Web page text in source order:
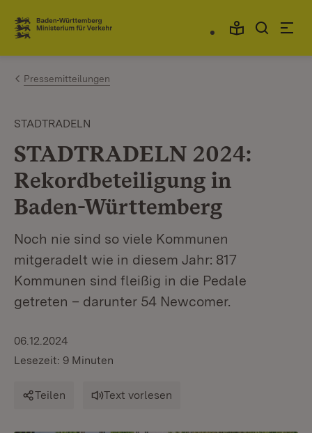
Zum Inhalt springen
Link zur Startseite
Pressemitteilungen
STADTRADELN
STADTRADELN 2024:
Rekordbeteiligung in
Baden-Württemberg
Noch nie sind so viele Kommunen
mitgeradelt wie in diesem Jahr: 817
Kommunen sind fleißig in die Pedale
getreten – darunter 54 Newcomer.
06.12.2024
Lesezeit: 9 Minuten
Teilen Text vorlesen